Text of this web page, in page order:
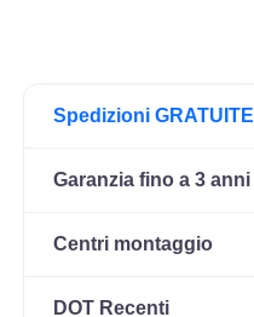
Spedizioni GRATUITE
Garanzia fino a 3 anni
Centri montaggio
DOT Recenti